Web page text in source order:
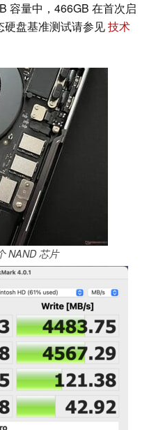
容量中，466GB 在首次启
盘基准测试请参见技术
NAND 芯片